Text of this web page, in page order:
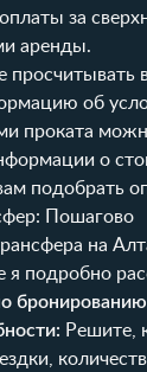
за
аренды.
об
проката
о
подобрать
Пошагово
на
я подробно
Решите,